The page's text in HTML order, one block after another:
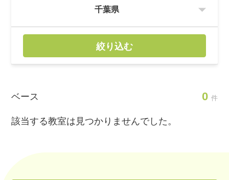
絞り込む
ベース 0 件
該当する教室は見つかりませんでした。